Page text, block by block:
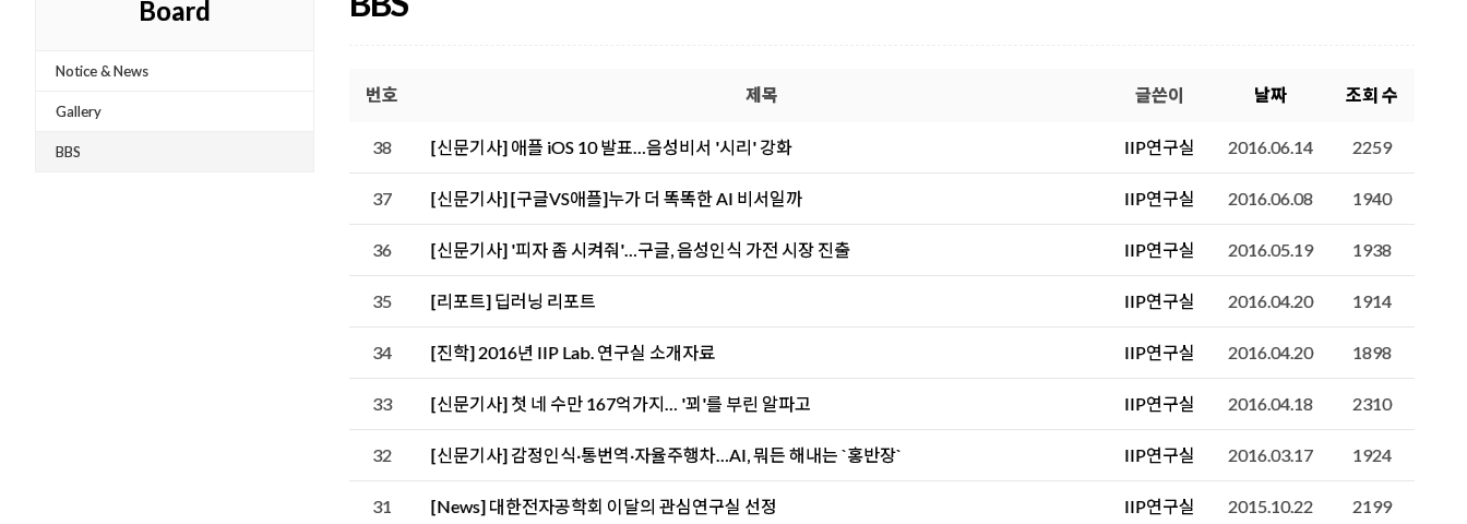
Board
Notice & News
Gallery
BBS
번호 제목 글쓴이 날짜 조회 수
38 [신문기사] 애플 iOS 10 발표…음성비서 '시리' 강화 IIP연구실 2016.06.14 2259
37 [신문기사] [구글VS애플]누가 더 똑똑한 AI 비서일까 IIP연구실 2016.06.08 1940
36 [신문기사] '피자 좀 시켜줘'…구글, 음성인식 가전 시장 진출 IIP연구실 2016.05.19 1938
35 [리포트] 딥러닝 리포트 IIP연구실 2016.04.20 1914
34 [진학] 2016년 IIP Lab. 연구실 소개자료 IIP연구실 2016.04.20 1898
33 [신문기사] 첫 네 수만 167억가지… '꾀'를 부린 알파고 IIP연구실 2016.04.18 2310
32 [신문기사] 감정인식·통번역·자율주행차…AI, 뭐든 해내는 `홍반장` IIP연구실 2016.03.17 1924
31 [News] 대한전자공학회 이달의 관심연구실 선정 IIP연구실 2015.10.22 2199